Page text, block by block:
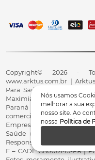
Nós usamos
melhorar a sua
nosso site. Ao
nossa Política de
Copyright© 2026 -
www.arktus.com.br |
Para Saúde Ltda | CNPJ:
Maximiano, 107, Parque
Paraná - CEP 85825-
comercial@arktus.com.br
Empresa - AFE/ANVISA
Saúde (Correlatos):
Responsável Técnico Dr.
F – CADI: CA000145-PR |